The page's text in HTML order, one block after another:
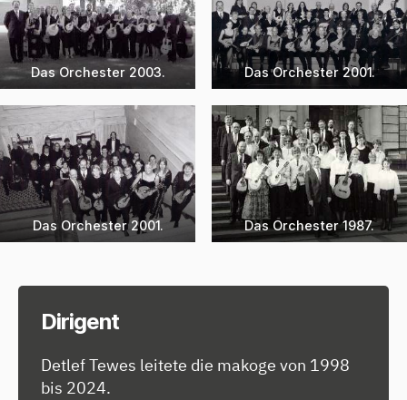
Das Orchester 2003. Das Orchester 2001.
Das Orchester 2001. Das Orchester 1987.
Dirigent
Detlef Tewes leitete die makoge von 1998
bis 2024.